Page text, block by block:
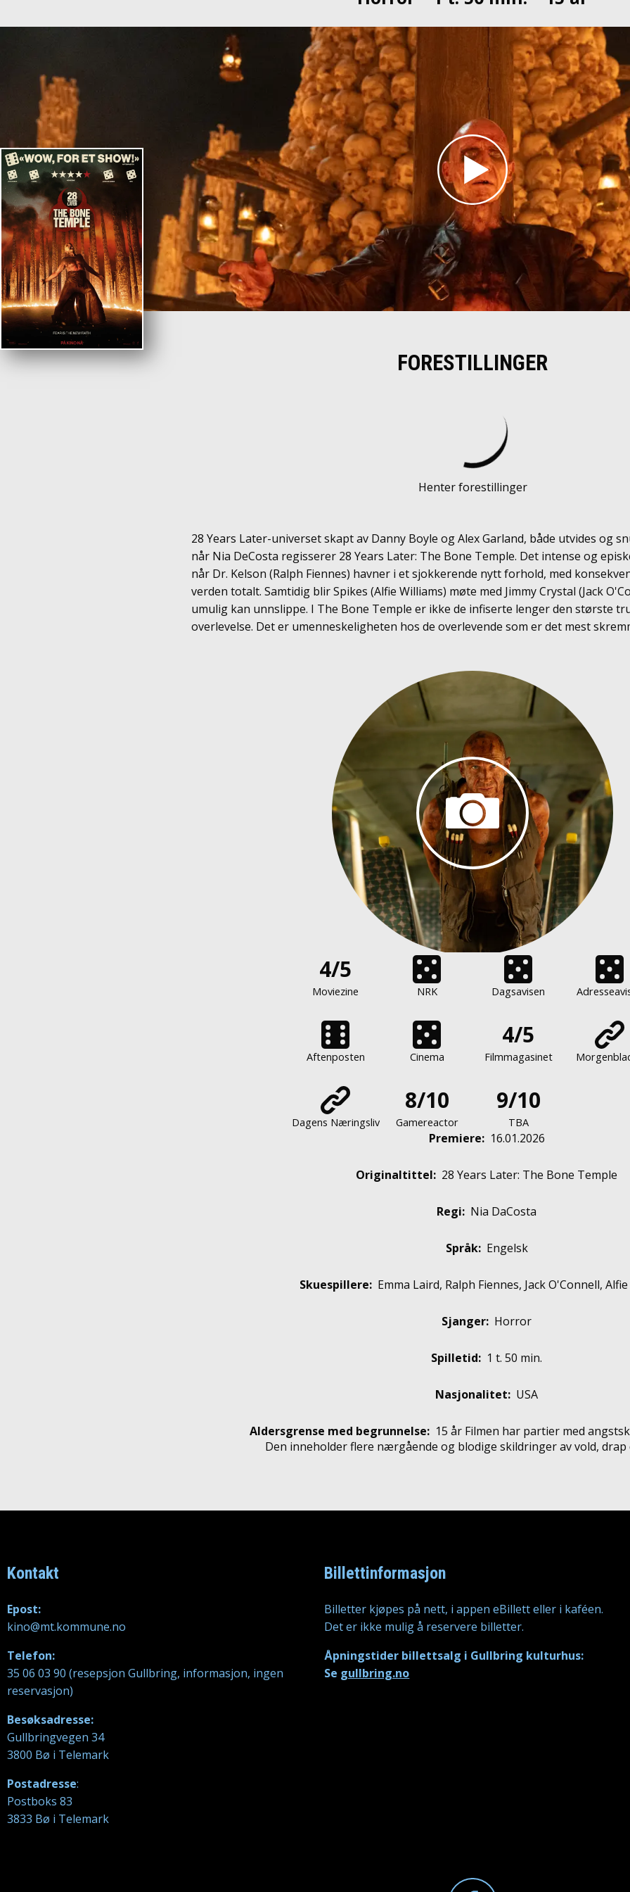
FORESTILLINGER
Henter forestillinger
28 Years Later-universet skapt av Danny Boyle og Alex Garland, både utvides og
når Nia DeCosta regisserer 28 Years Later: The Bone Temple. Det intense og
når Dr. Kelson (Ralph Fiennes) havner i et sjokkerende nytt forhold, med
verden totalt. Samtidig blir Spikes (Alfie Williams) møte med Jimmy Crystal (Jack
umulig kan unnslippe. I The Bone Temple er ikke de infiserte lenger den største
overlevelse. Det er umenneskeligheten hos de overlevende som er det mest
4/5
Moviezine NRK Dagsavisen
Aftenposten Cinema
4/5
Filmmagasinet
Dagens Næringsliv
8/10
Gamereactor
9/10
TBA
Premiere: 16.01.2026
Originaltittel: 28 Years Later: The Bone Temple
Regi: Nia DaCosta
Språk: Engelsk
Skuespillere: Emma Laird, Ralph Fiennes, Jack O'Connell,
Sjanger: Horror
Spilletid: 1 t. 50 min.
Nasjonalitet: USA
Aldersgrense med begrunnelse: 15 år Filmen har partier med
Den inneholder flere nærgående og blodige skildringer av vold,
Kontakt
Epost:
kino@mt.kommune.no
Telefon:
35 06 03 90 (resepsjon Gullbring, informasjon, ingen
reservasjon)
Besøksadresse:
Gullbringvegen 34
3800 Bø i Telemark
Postadresse:
Postboks 83
3833 Bø i Telemark
Billettinformasjon
Billetter kjøpes på nett, i appen eBillett eller i kaféen.
Det er ikke mulig å reservere billetter.
Åpningstider billettsalg i Gullbring kulturhus:
Se gullbring.no